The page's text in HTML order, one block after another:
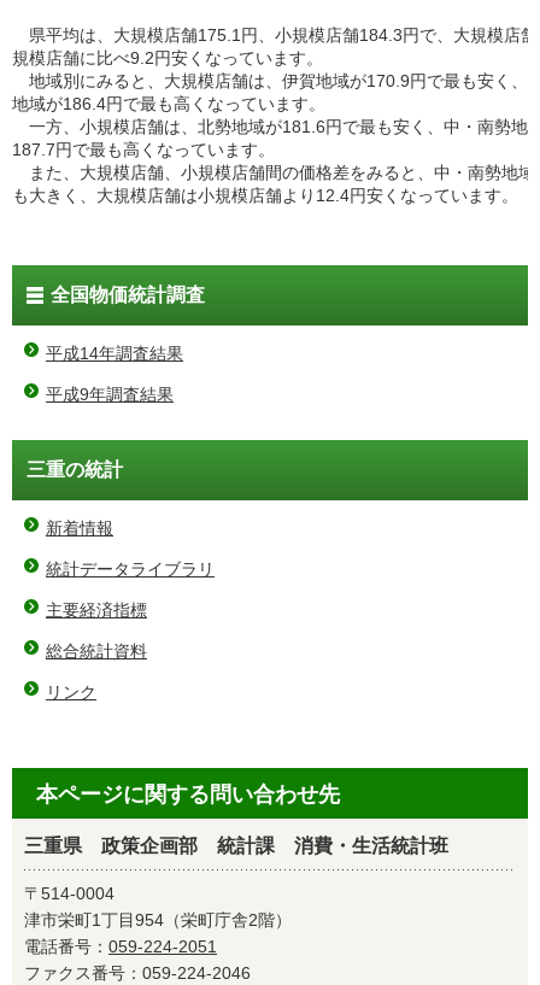
県平均は、大規模店舗175.1円、小規模店舗184.3円で、大規模店
規模店舗に比べ9.2円安くなっています。
地域別にみると、大規模店舗は、伊賀地域が170.9円で最も安く、
地域が186.4円で最も高くなっています。
一方、小規模店舗は、北勢地域が181.6円で最も安く、中・南勢地
187.7円で最も高くなっています。
また、大規模店舗、小規模店舗間の価格差をみると、中・南勢地域
も大きく、大規模店舗は小規模店舗より12.4円安くなっています。
全国物価統計調査
平成14年調査結果
平成9年調査結果
三重の統計
新着情報
統計データライブラリ
主要経済指標
総合統計資料
リンク
本ページに関する問い合わせ先
三重県 政策企画部 統計課 消費・生活統計班
〒514-0004
津市栄町1丁目954（栄町庁舎2階）
電話番号： 059-224-2051
ファクス番号：059-224-2046